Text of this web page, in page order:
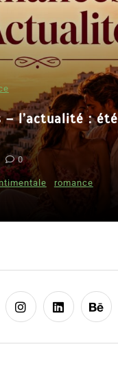
– l’actualité : été
0
romance